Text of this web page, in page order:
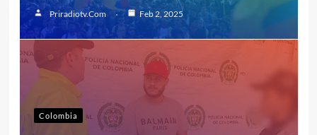
Priradiotv.com Feb 2, 2025
Colombia